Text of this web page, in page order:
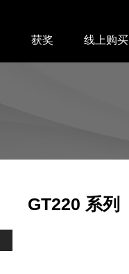
获奖 线上购买
GT220 系列